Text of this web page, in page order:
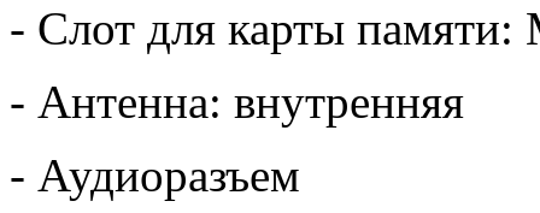
- Слот для карты памяти:
- Антенна: внутренняя
- Аудиоразъем